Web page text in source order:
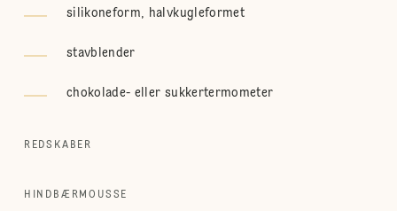
silikoneform, halvkugleformet
stavblender
chokolade- eller sukkertermometer
REDSKABER
HINDBÆRMOUSSE